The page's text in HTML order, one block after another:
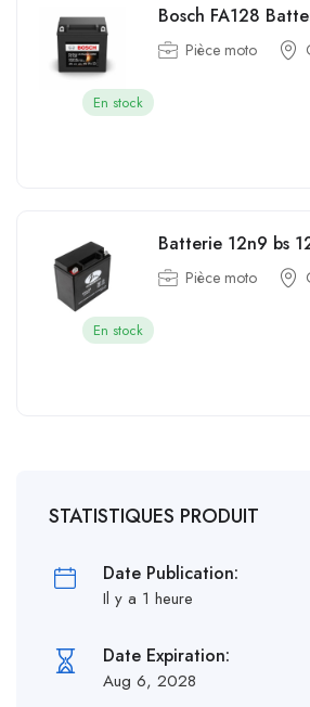
Pièce moto
En stock
Pièce moto
En stock
STATISTIQUES PRODUIT
Date Publication:
Il y a 1 heure
Date Expiration:
Aug 6, 2028